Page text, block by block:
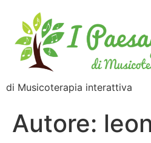
di Musicoterapia interattiva
Autore: